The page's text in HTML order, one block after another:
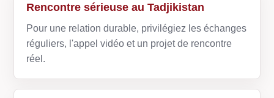
Rencontre sérieuse au Tadjikistan
Pour une relation durable, privilégiez les échanges
réguliers, l'appel vidéo et un projet de rencontre
réel.